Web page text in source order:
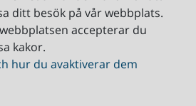
ditt besök på vår webbplats.
accepterar du
kakor.
hur du avaktiverar dem